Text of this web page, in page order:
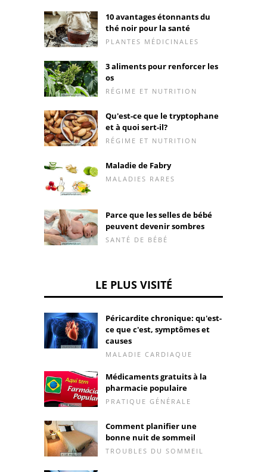
10 avantages étonnants du
thé noir pour la santé
PLANTES MÉDICINALES
3 aliments pour renforcer les
os
RÉGIME ET NUTRITION
Qu'est-ce que le tryptophane
et à quoi sert-il?
RÉGIME ET NUTRITION
Maladie de Fabry
MALADIES RARES
Parce que les selles de bébé
peuvent devenir sombres
SANTÉ DE BÉBÉ
LE PLUS VISITÉ
Péricardite chronique: qu'est-
ce que c'est, symptômes et
causes
MALADIE CARDIAQUE
Médicaments gratuits à la
pharmacie populaire
PRATIQUE GÉNÉRALE
Comment planifier une
bonne nuit de sommeil
TROUBLES DU SOMMEIL